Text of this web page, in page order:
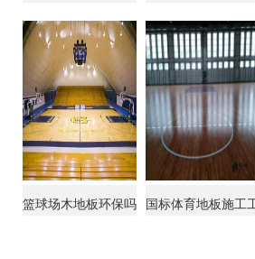
篮球场木地板环保吗 国标体育地板施工